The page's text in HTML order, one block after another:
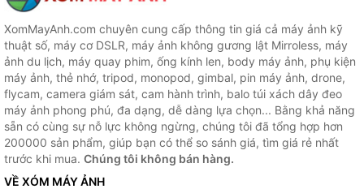
XomMayAnh.com chuyên cung cấp thông tin giá cả máy ảnh kỹ
thuật số, máy cơ DSLR, máy ảnh không gương lật Mirroless, máy
ảnh du lịch, máy quay phim, ống kính len, body máy ảnh, phụ kiện
máy ảnh, thẻ nhớ, tripod, monopod, gimbal, pin máy ảnh, drone,
flycam, camera giám sát, cam hành trình, balo túi xách dây đeo
máy ảnh phong phú, đa dạng, dễ dàng lựa chọn... Bằng khả năng
sẵn có cùng sự nỗ lực không ngừng, chúng tôi đã tổng hợp hơn
200000 sản phẩm, giúp bạn có thể so sánh giá, tìm giá rẻ nhất
trước khi mua. Chúng tôi không bán hàng.
VỀ XÓM MÁY ẢNH